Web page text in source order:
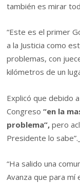
también es mirar
“Este es el primer
a la Justicia como
problemas, con
kilómetros de un
Explicó que debido
Congreso“en la
problema”,pero
Presidente lo sabe”.
“Ha salido una
Avanza que para